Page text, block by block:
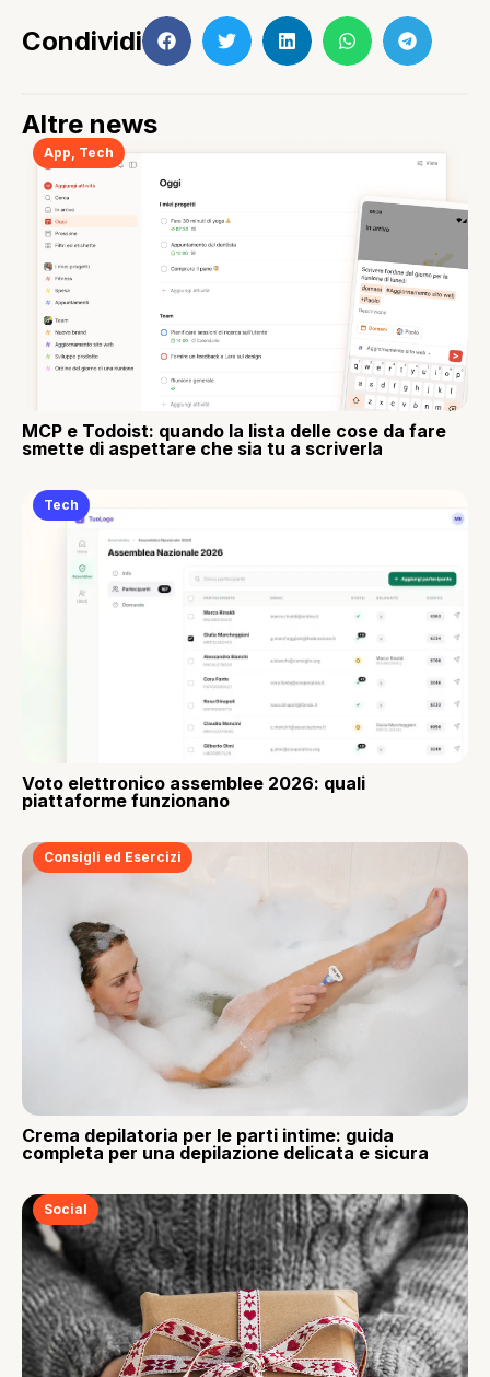
Condividi
Altre news
App, Tech
MCP e Todoist: quando la lista delle cose da fare
smette di aspettare che sia tu a scriverla
Tech
Voto elettronico assemblee 2026: quali
piattaforme funzionano
Consigli ed Esercizi
Crema depilatoria per le parti intime: guida
completa per una depilazione delicata e sicura
Social